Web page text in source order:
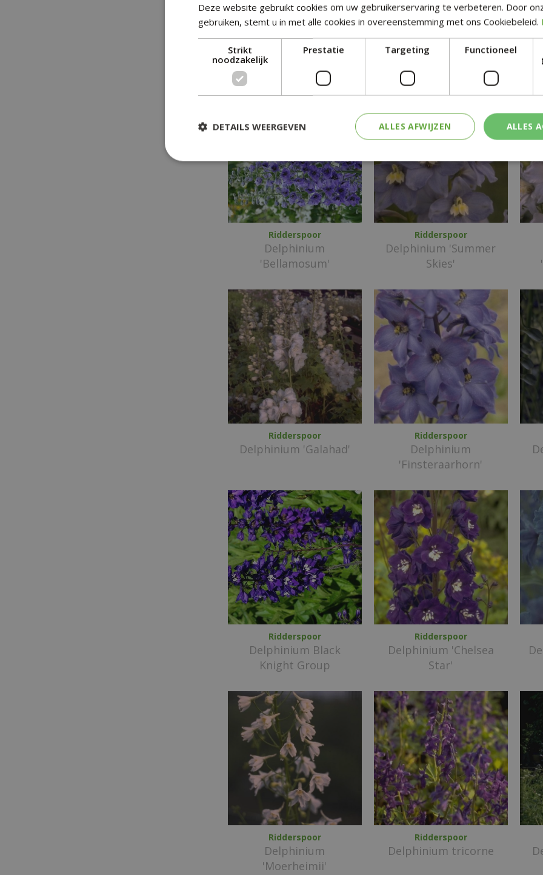
Ridderspoor
Beauty'
Ridderspoor
Delphinium
'Camelliard'
Ridderspoor
Delphinium
'Bellamosum'
Ridderspoor
Delphinium 'Summer
Skies'
Ridderspoor
Delphinium 'Galahad'
Ridderspoor
Delphinium
'Finsteraarhorn'
Ridderspoor
Delphinium Black
Knight Group
Ridderspoor
Delphinium 'Chelsea
Star'
Ridderspoor
Delphinium
'Moerheimii'
Ridderspoor
Delphinium tricorne
Deze website gebruikt cookies om uw gebruikerservaring te verbeteren. Door
gebruiken, stemt u in met alle cookies in overeenstemming met ons Cookiebeleid.
Strikt
noodzakelijk
Prestatie Targeting Functioneel
ALLES
ALLES AFWIJZEN
DETAILS WEERGEVEN